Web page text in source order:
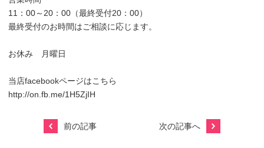
11：00～20：00（最終受付20：00）
最終受付のお時間はご相談に応じます。
お休み 月曜日
当店facebookページはこちら
http://on.fb.me/1H5ZjIH
前の記事 次の記事へ